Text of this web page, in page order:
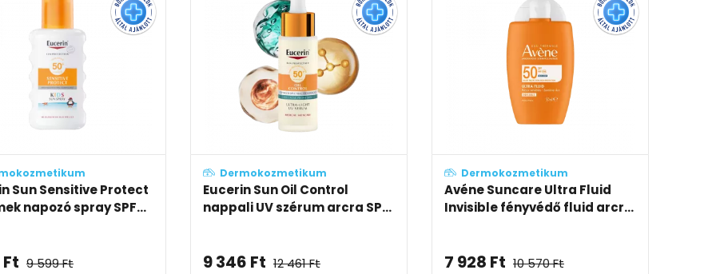
Dermokozmetikum
Cerave Sun hidratáló
fényvédő fluid SPF50 (invisi...
5 452
Dermokozmetikum
Cerave Sun hidratáló
fényvédő arcra és testre SP...
3 088 -tól
Dermokozmetikum
Eucerin Sun Oil Control Dry
Touch napozó krém-gél
7 919